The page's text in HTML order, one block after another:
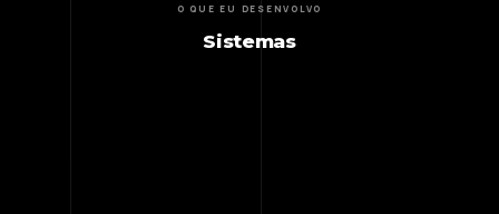
O QUE EU DESENVOLVO
Sistemas